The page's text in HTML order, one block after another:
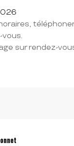
sur rendez-